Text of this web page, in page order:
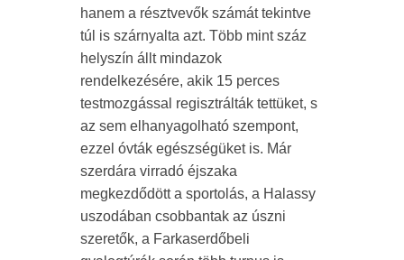
hanem a résztvevők számát tekintve
túl is szárnyalta azt. Több mint száz
helyszín állt mindazok
rendelkezésére, akik 15 perces
testmozgással regisztrálták tettüket, s
az sem elhanyagolható szempont,
ezzel óvták egészségüket is. Már
szerdára virradó éjszaka
megkezdődött a sportolás, a Halassy
uszodában csobbantak az úszni
szeretők, a Farkaserdőbeli